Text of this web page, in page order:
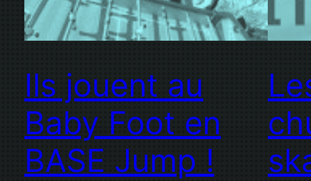
Ils jouent au
Baby Foot en
BASE Jump !